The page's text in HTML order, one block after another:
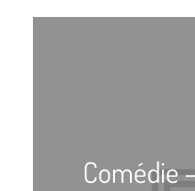
Comédie